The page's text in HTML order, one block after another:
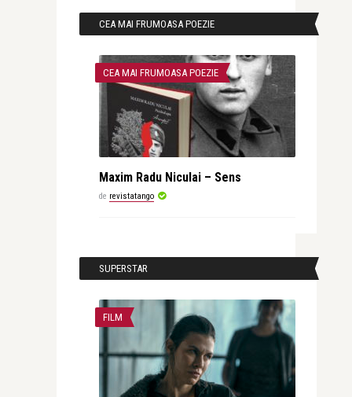
CEA MAI FRUMOASA POEZIE
CEA MAI FRUMOASA POEZIE
Maxim Radu Niculai – Sens
de revistatango
SUPERSTAR
FILM